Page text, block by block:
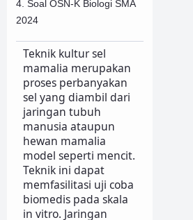
4. Soal OSN-K Biologi SMA
2024
Teknik kultur sel
mamalia merupakan
proses perbanyakan
sel yang diambil dari
jaringan tubuh
manusia ataupun
hewan mamalia
model seperti mencit.
Teknik ini dapat
memfasilitasi uji coba
biomedis pada skala
in vitro. Jaringan